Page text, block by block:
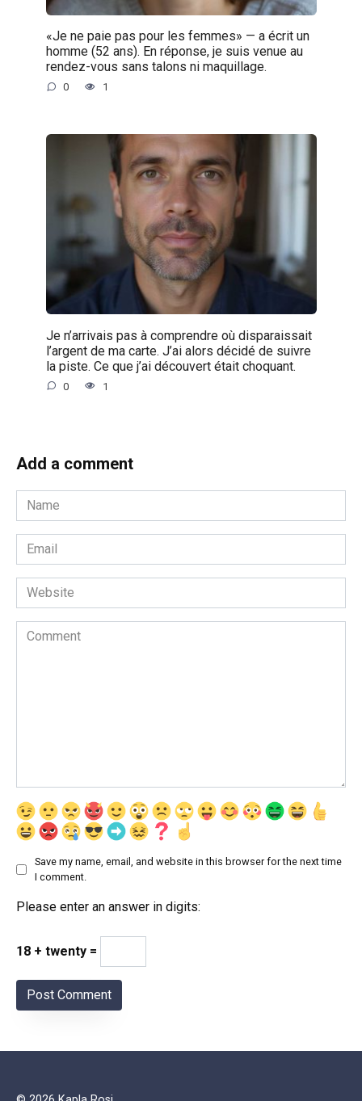
«Je ne paie pas pour les femmes» — a écrit un
homme (52 ans). En réponse, je suis venue au
rendez-vous sans talons ni maquillage.
0 1
Je n’arrivais pas à comprendre où disparaissait
l’argent de ma carte. J’ai alors décidé de suivre
la piste. Ce que j’ai découvert était choquant.
0 1
Add a comment
Name
*
Email
*
Website
Comment
Save my name, email, and website in this browser for the next time
I comment.
Please enter an answer in digits:
18 + twenty =